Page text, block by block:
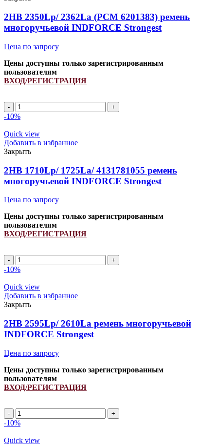
многоручьевой
INDFORCE
Strongest
quantity
2HB 2350Lp/ 2362La (PCM 6201383) ремень
многоручьевой INDFORCE Strongest
Цена по запросу
Цены доступны только зарегистрированным
пользователям
ВХОД/РЕГИСТРАЦИЯ
2HB
2350Lp/
(PCM
6201383)
ремень
многоручьевой
INDFORCE
Strongest
quantity
-10%
Quick view
Добавить в избранное
Закрыть
2HB 1710Lp/ 1725La/ 4131781055 ремень
многоручьевой INDFORCE Strongest
Цена по запросу
Цены доступны только зарегистрированным
пользователям
ВХОД/РЕГИСТРАЦИЯ
2HB
1710Lp/
4131781055
ремень
многоручьевой
INDFORCE
Strongest
quantity
-10%
Quick view
Добавить в избранное
Закрыть
2HB 2595Lp/ 2610La ремень многоручьевой
INDFORCE Strongest
Цена по запросу
Цены доступны только зарегистрированным
пользователям
ВХОД/РЕГИСТРАЦИЯ
2HB
2595Lp/
ремень
-10%
Quick view